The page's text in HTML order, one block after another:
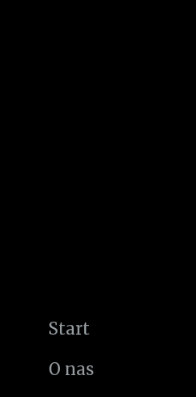
Start
O nas